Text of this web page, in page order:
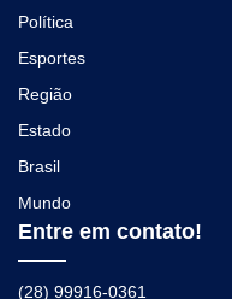
Política
Esportes
Região
Estado
Brasil
Mundo
Entre em contato!
(28) 99916-0361